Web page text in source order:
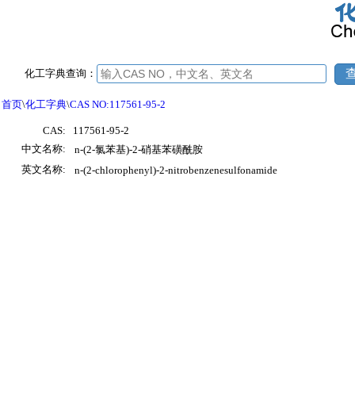
化工字典查询：
首页\化工字典\CAS NO:117561-95-2
CAS:
117561-95-2
中文名称:
n-(2-氯苯基)-2-硝基苯磺酰胺
英文名称:
n-(2-chlorophenyl)-2-nitrobenzenesulfonamide